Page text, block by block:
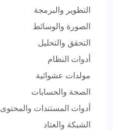
التطوير والبرمجة
الصورة والوسائط
التحقق والتحليل
أدوات النظام
مولدات عشوائية
الصحة والحسابات
أدوات المستندات والمحتوى
الشبكة والعتاد